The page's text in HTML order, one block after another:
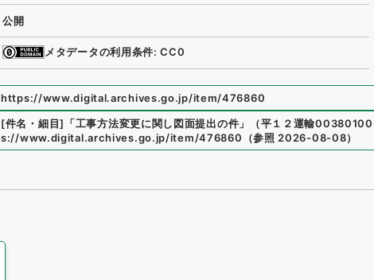
公開
メタデータの利用条件: CC0
https://www.digital.archives.go.jp/item/476860
[件名・細目] 「工事方法変更に関し図面提出の件 」 （平１２運輸
s://www.digital.archives.go.jp/item/476860 （参照 2026-08-08）